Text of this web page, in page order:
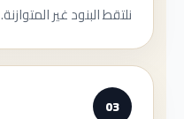
نلتقط البنود غير المتوازنة.
03